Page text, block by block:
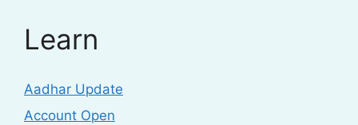
Learn
Aadhar Update
Account Open